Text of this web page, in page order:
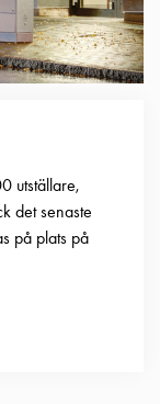
utställare,
det senaste
på plats på